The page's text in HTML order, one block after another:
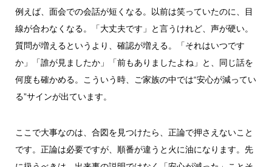
例えば、面会での会話が短くなる。以前は笑っていたのに、目
線が合わなくなる。「大丈夫です」と言うけれど、声が硬い。
質問が増えるというより、確認が増える。「それはいつです
か」「誰が見ましたか」「前もありましたよね」と、同じ話を
何度も確かめる。こういう時、ご家族の中では“安心が減ってい
る”サインが出ています。
ここで大事なのは、合図を見つけたら、正論で押さえないこと
です。正論は必要ですが、順番が違うと火に油になります。先